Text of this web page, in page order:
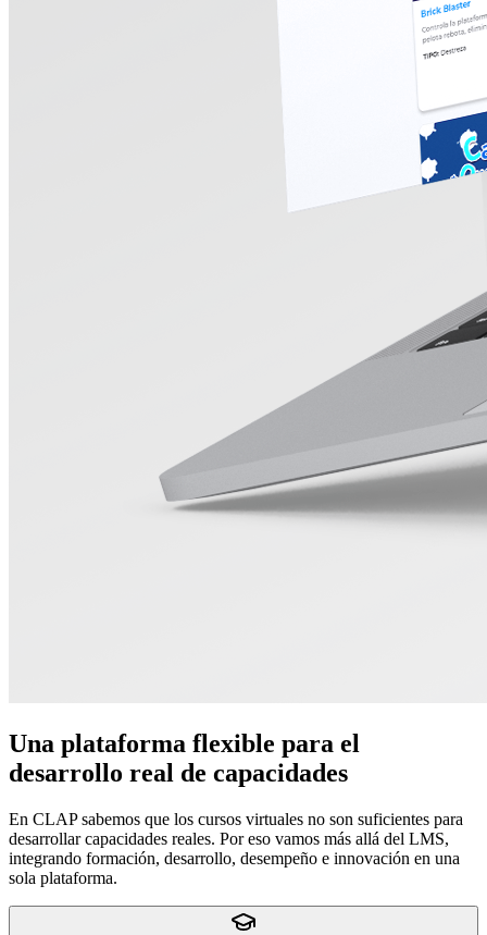
Una plataforma flexible para el
desarrollo real de capacidades
En CLAP sabemos que los cursos virtuales no son suficientes para
desarrollar capacidades reales. Por eso vamos más allá del LMS,
integrando formación, desarrollo, desempeño e innovación en una
sola plataforma.